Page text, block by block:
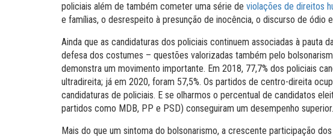
policiais além de também cometer uma série de violações de direitos
e famílias, o desrespeito à presunção de inocência, o discurso de ódio
Ainda que as candidaturas dos policiais continuem associadas à pauta
defesa dos costumes – questões valorizadas também pelo
demonstra um movimento importante. Em 2018, 77,7% dos policiais
ultradireita; já em 2020, foram 57,5%. Os partidos de centro-direita
candidaturas de policiais. E se olharmos o percentual de candidatos
partidos como MDB, PP e PSD) conseguiram um desempenho superior.
Mais do que um sintoma do bolsonarismo, a crescente participação